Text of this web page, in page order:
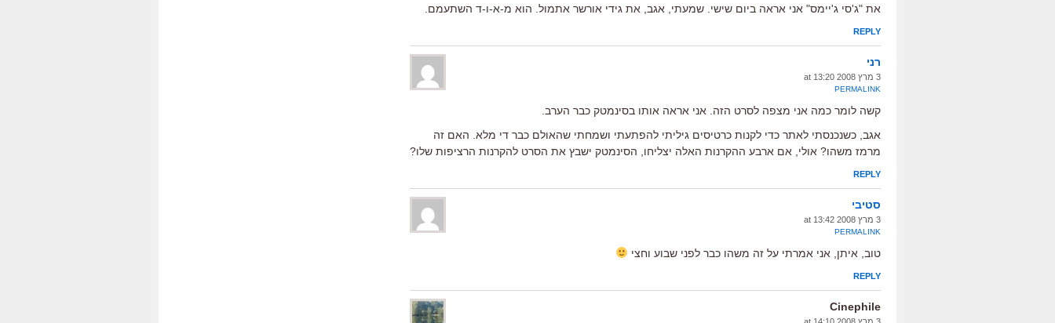
את "ג'סי ג'יימס" אני אראה ביום שישי. שמעתי, אגב, את גידי אורשר אתמול. הוא מ-א-ו-ד השתעמם.
REPLY
רני
3 מרץ 2008 at 13:20
PERMALINK
קשה לומר כמה אני מצפה לסרט הזה. אני אראה אותו בסינמטק כבר הערב.
אגב, כשנכנסתי לאתר כדי לקנות כרטיסים גיליתי להפתעתי ושמחתי שהאולם כבר די מלא. האם זה
מרמז משהו? אולי, אם ארבע ההקרנות האלה יצליחו, הסינמטק ישבץ את הסרט להקרנות הרציפות שלו?
REPLY
סטיבי
3 מרץ 2008 at 13:42
PERMALINK
טוב, איתן, אני אמרתי על זה משהו כבר לפני שבוע וחצי
REPLY
Cinephile